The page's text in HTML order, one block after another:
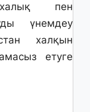
пен
үнемдеу
халқын
етуге